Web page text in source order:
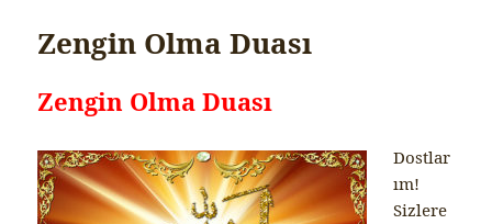
.
.
Zengin Olma Duası
Zengin Olma Duası
Dostlar
ım!
Sizlere